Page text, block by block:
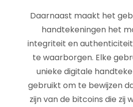
Daarnaast maakt het
handtekeningen het
integriteit en
te waarborgen. Elke
unieke digitale
gebruikt om te bewijzen
zijn van de bitcoins die zij